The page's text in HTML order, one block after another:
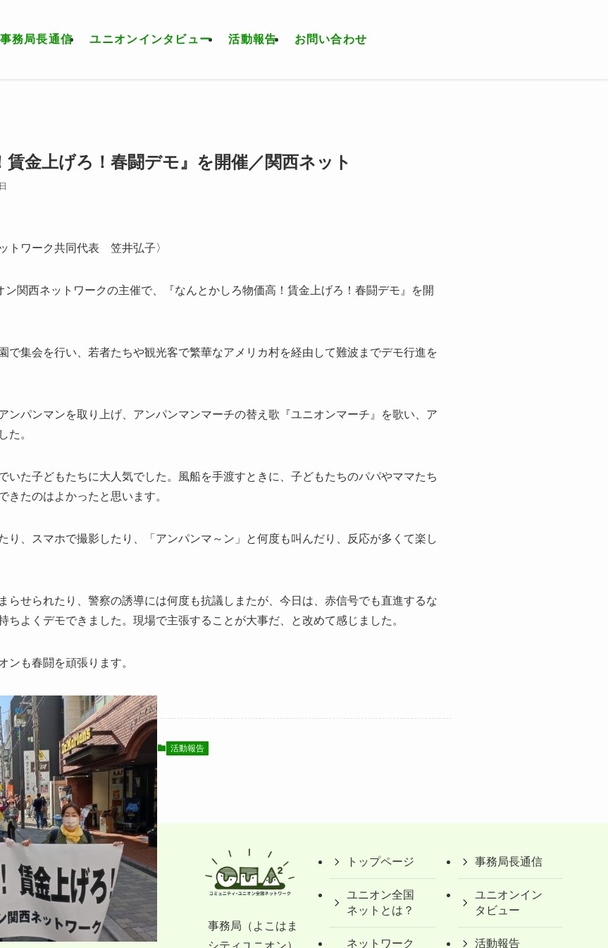
事務局長通信 ユニオンインタビュー 活動報告 お問い合わせ
賃金上げろ！春闘デモ』を開催／関西ネット
トワーク共同代表 笠井弘子〉
関西ネットワークの主催で、『なんとかしろ物価高！賃金上げろ！春闘デモ』を開
で集会を行い、若者たちや観光客で繁華なアメリカ村を経由して難波までデモ行進を
ンパンマンを取り上げ、アンパンマンマーチの替え歌『ユニオンマーチ』を歌い、ア
た。
いた子どもたちに大人気でした。風船を手渡すときに、子どもたちのパパやママたち
きたのはよかったと思います。
り、スマホで撮影したり、「アンパンマ～ン」と何度も叫んだり、反応が多くて楽し
らせられたり、警察の誘導には何度も抗議しまたが、今日は、赤信号でも直進するな
ちよくデモできました。現場で主張することが大事だ、と改めて感じました。
ンも春闘を頑張ります。
活動報告
事務局（よこはま
シティユニオン）
トップページ
ユニオン全国
ネットとは？
ネットワーク
事務局長通信
ユニオンイン
タビュー
活動報告